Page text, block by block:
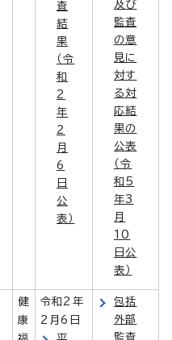
査
結
果
（令
和
2
年
2
月
6
日
公
表）
及び
監査
の意
見に
対す
る対
応結
果の
公表
（令
和5
年3
月
10
日公
表）
健
康
令和2年
2月6日
包括
外部
監査